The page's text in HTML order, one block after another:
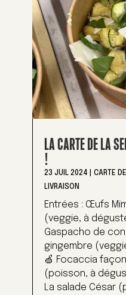
LA CARTE DE LA
!
23 JUIL 2024 CARTE
LIVRAISON
Entrées : Œufs
(veggie, à
Gaspacho de
gingembre
🍏 Focaccia
(poisson, à
La salade César